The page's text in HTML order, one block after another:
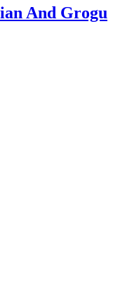
And Grogu